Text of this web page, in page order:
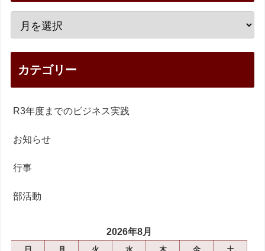
カテゴリー
R3年度までのビジネス実践
お知らせ
行事
部活動
2026年8月